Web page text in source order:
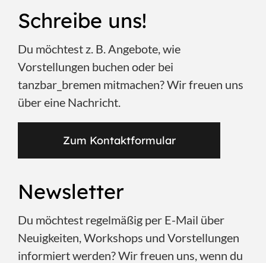
Schreibe uns!
Du möchtest z. B. Angebote, wie
Vorstellungen buchen oder bei
tanzbar_bremen mitmachen? Wir freuen uns
über eine Nachricht.
Zum Kontaktformular
Newsletter
Du möchtest regelmäßig per E-Mail über
Neuigkeiten, Workshops und Vorstellungen
informiert werden? Wir freuen uns, wenn du